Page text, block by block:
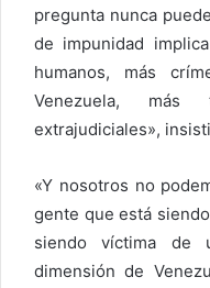
pregunta nunca
de impunidad
humanos, más
Venezuela, más
extrajudiciales»,
«Y nosotros no
gente que está
siendo víctima de
dimensión de